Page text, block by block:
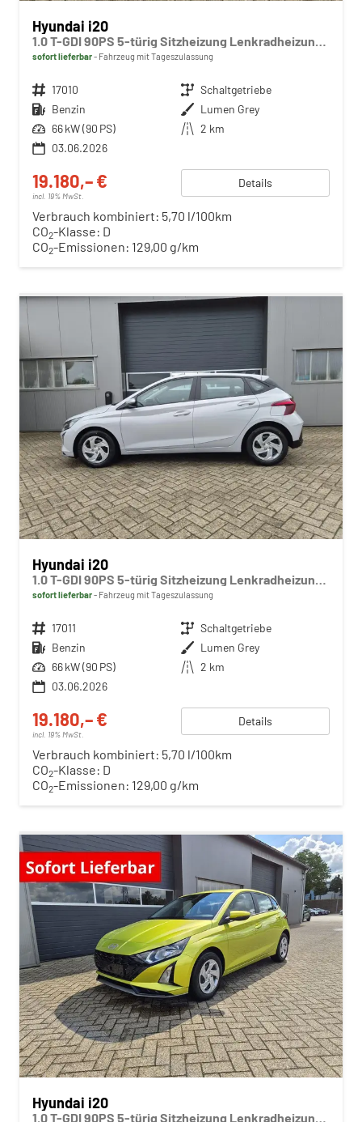
Hyundai i20
1.0 T-GDI 90PS 5-türig Sitzheizung Lenkradheizung Rückf.Kamera PDC Klima Apple CarPlay Android Auto Tempomat Touchscreen
sofort lieferbar Fahrzeug mit Tageszulassung
Fahrzeugnr. 17010 Getriebe Schaltgetriebe
Kraftstoff Benzin Außenfarbe Lumen Grey
Leistung 66 kW (90 PS) Kilometerstand 2 km
03.06.2026
19.180,– €
incl. 19% MwSt.
Details
Verbrauch kombiniert: 5,70 l/100km
CO2-Klasse: D
CO2-Emissionen: 129,00 g/km
Hyundai i20
1.0 T-GDI 90PS 5-türig Sitzheizung Lenkradheizung Rückf.Kamera PDC Klima Apple CarPlay Android Auto Tempomat Touchscreen
sofort lieferbar Fahrzeug mit Tageszulassung
Fahrzeugnr. 17011 Getriebe Schaltgetriebe
Kraftstoff Benzin Außenfarbe Lumen Grey
Leistung 66 kW (90 PS) Kilometerstand 2 km
03.06.2026
19.180,– €
incl. 19% MwSt.
Details
Verbrauch kombiniert: 5,70 l/100km
CO2-Klasse: D
CO2-Emissionen: 129,00 g/km
Hyundai i20
1.0 T-GDI 90PS 5-türig Sitzheizung Lenkradheizung Rückf.Kamera PDC Klima Apple CarPlay Android Auto Tempomat Touchscreen